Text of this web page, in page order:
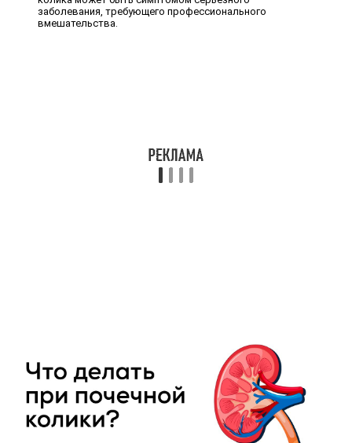
заболевания, требующего профессионального
вмешательства.